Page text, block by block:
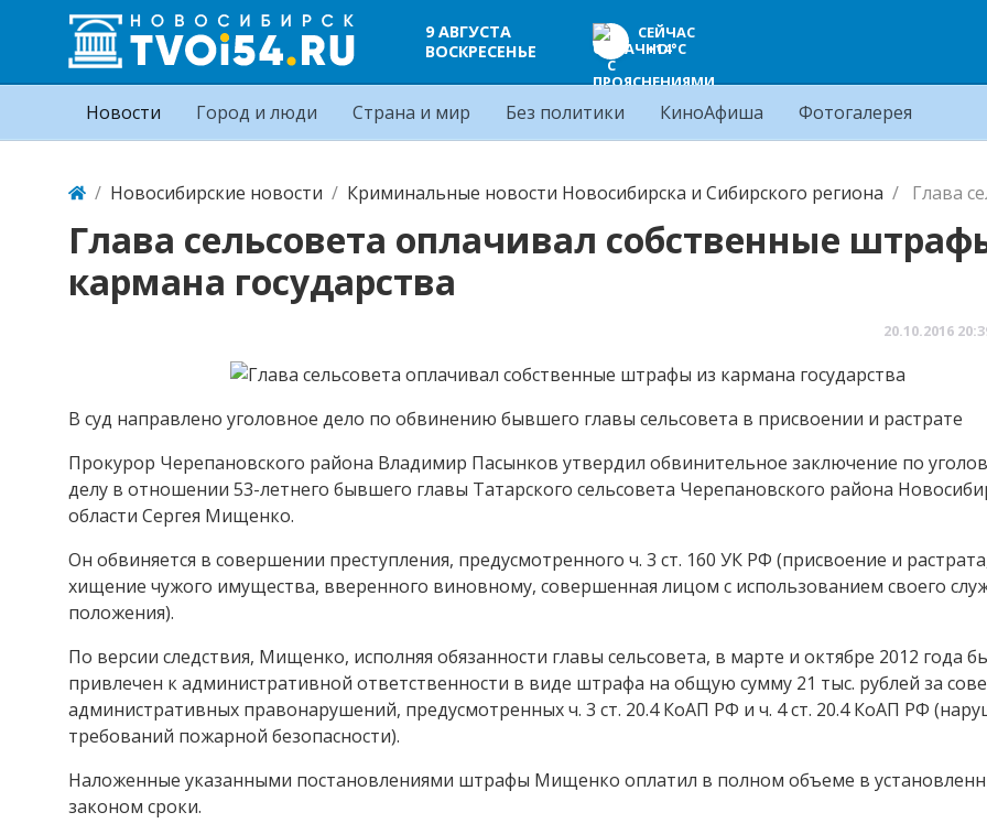
9 АВГУСТА
ВОСКРЕСЕНЬЕ
СЕЙЧАС
+14°C
Новости Город и люди Страна и мир Без политики КиноАфиша Фотогалерея
Новосибирские новости Криминальные новости Новосибирска и Сибирского региона Глава
Глава сельсовета оплачивал собственные
кармана государства
20.10.2016
В суд направлено уголовное дело по обвинению бывшего главы сельсовета в присвоении и растрате
Прокурор Черепановского района Владимир Пасынков утвердил обвинительное заключение по
делу в отношении 53-летнего бывшего главы Татарского сельсовета Черепановского района
области Сергея Мищенко.
Он обвиняется в совершении преступления, предусмотренного ч. 3 ст. 160 УК РФ (присвоение и
хищение чужого имущества, вверенного виновному, совершенная лицом с использованием своего
положения).
По версии следствия, Мищенко, исполняя обязанности главы сельсовета, в марте и октябре 2012 года
привлечен к административной ответственности в виде штрафа на общую сумму 21 тыс. рублей за
административных правонарушений, предусмотренных ч. 3 ст. 20.4 КоАП РФ и ч. 4 ст. 20.4 КоАП РФ
требований пожарной безопасности).
Наложенные указанными постановлениями штрафы Мищенко оплатил в полном объеме в
законом сроки.